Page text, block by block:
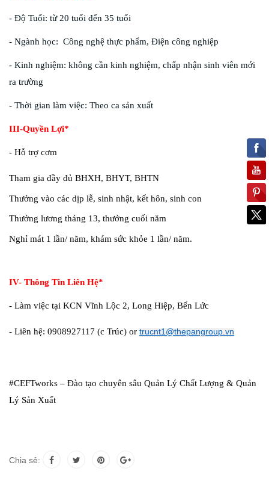
- Độ Tuổi: từ 20 tuổi đến 35 tuổi
- Ngành học: Công nghệ thực phẩm, Điện công nghiệp
- Kinh nghiệm: không cần kinh nghiệm, chấp nhận sinh viên mới
ra trường
- Thời gian làm việc: Theo ca sản xuất
III-Quyền Lợi*
- Hỗ trợ cơm
Tham gia đầy đủ BHXH, BHYT, BHTN
Thưởng vào các dịp lễ, sinh nhật, kết hôn, sinh con
Thưởng lương tháng 13, thưởng cuối năm
Nghỉ mát 1 lần/ năm, khám sức khỏe 1 lần/ năm.
IV- Thông Tin Liên Hệ*
- Làm việc tại KCN Vĩnh Lộc 2, Long Hiệp, Bến Lức
- Liên hệ: 0908927117 (c Trúc) or trucnt1@thepangroup.vn
#CEFTworks – Đào tạo chuyên sâu Quản Lý Chất Lượng & Quản
Lý Sản Xuất
Chia sẻ: